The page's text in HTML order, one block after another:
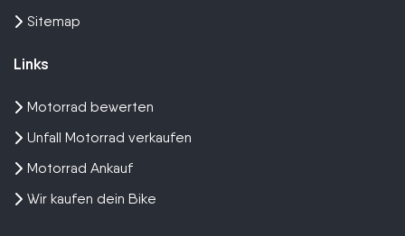
Sitemap
Links
Motorrad bewerten
Unfall Motorrad verkaufen
Motorrad Ankauf
Wir kaufen dein Bike